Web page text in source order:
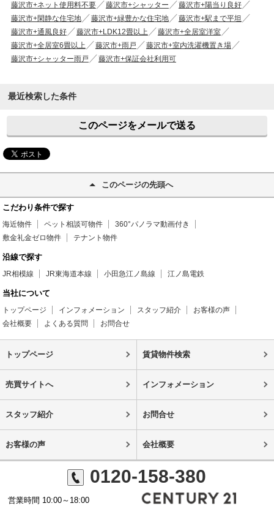
藤沢市+ネット使用料不要
藤沢市+シャッター
藤沢市+陽当り良好
藤沢市+閑静な住宅地
藤沢市+緑豊かな住宅地
藤沢市+駅まで平坦
藤沢市+通風良好
藤沢市+LDK12畳以上
藤沢市+全居室洋室
藤沢市+全居室6畳以上
藤沢市+雨戸
藤沢市+室内洗濯機置き場
藤沢市+シャッター雨戸
藤沢市+保証会社利用可
最近検索した条件
このページをメールで送る
このページの先頭へ
こだわり条件で探す
海近物件 ペット相談可物件
360°パノラマ動画付き
敷金礼金ゼロ物件
テナント物件
沿線で探す
JR相模線 JR東海道本線 小田急江ノ島線 江ノ島電鉄
当社について
トップページ インフォメーション スタッフ紹介
お客様の声
会社概要
よくある質問 お問合せ
トップページ 賃貸物件検索
売買サイトへ インフォメーション
スタッフ紹介 お問合せ
お客様の声 会社概要
0120-158-380
営業時間 10:00～18:00